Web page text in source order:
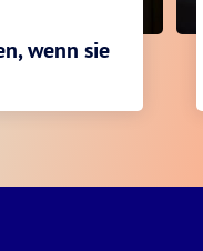
wenn sie